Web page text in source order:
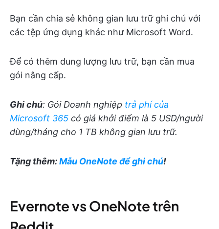
Bạn cần chia sẻ không gian lưu trữ ghi chú với
các tệp ứng dụng khác như Microsoft Word.
Để có thêm dung lượng lưu trữ, bạn cần mua
gói nâng cấp.
Ghi chú: Gói Doanh nghiệp trả phí của
Microsoft 365 có giá khởi điểm là 5 USD/người
dùng/tháng cho 1 TB không gian lưu trữ.
Tặng thêm:Mẫu OneNote để ghi chú!
Evernote vs OneNote trên